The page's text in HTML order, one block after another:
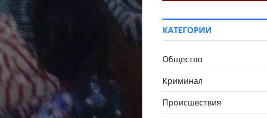
КАТЕГОРИИ
Общество
Криминал
Происшествия